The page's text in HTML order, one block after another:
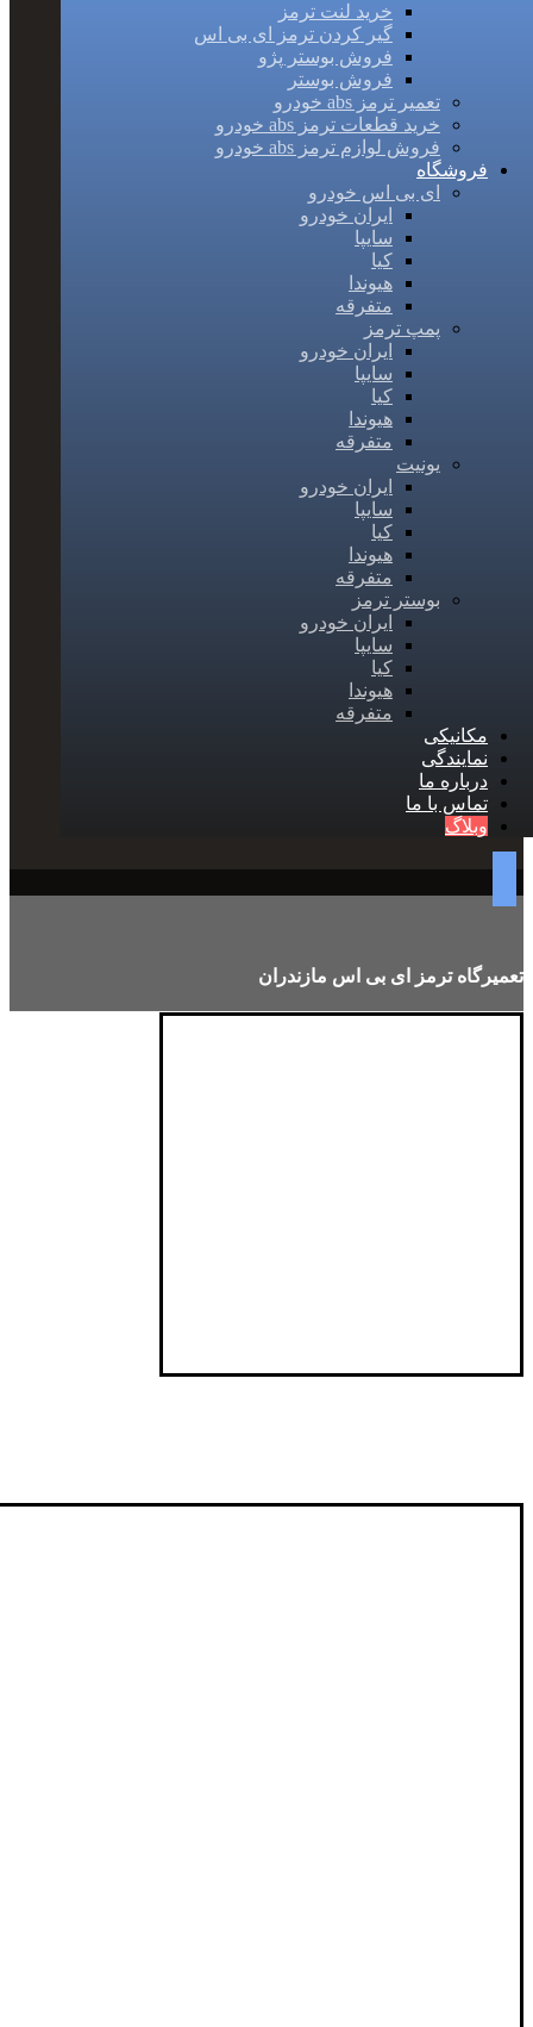
خرید لنت ترمز
گیر کردن ترمز ای بی اس
فروش بوستر پژو
فروش بوستر
تعمیر ترمز abs خودرو
خرید قطعات ترمز abs خودرو
فروش لوازم ترمز abs خودرو
فروشگاه
ای بی اس خودرو
ایران خودرو
سایپا
کیا
هیوندا
متفرقه
پمپ ترمز
ایران خودرو
سایپا
کیا
هیوندا
متفرقه
یونیت
ایران خودرو
سایپا
کیا
هیوندا
متفرقه
بوستر ترمز
ایران خودرو
سایپا
کیا
هیوندا
متفرقه
مکانیکی
نمایندگی
درباره ما
تماس با ما
وبلاگ
تعمیرگاه ترمز ای بی اس مازندران